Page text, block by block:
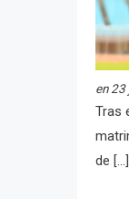
en
Tras
de […]